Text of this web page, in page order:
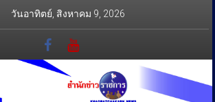
วันอาทิตย์, สิงหาคม 9, 2026